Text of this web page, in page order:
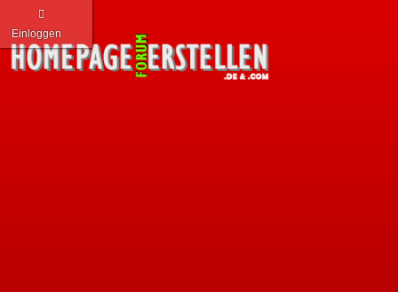
Einloggen